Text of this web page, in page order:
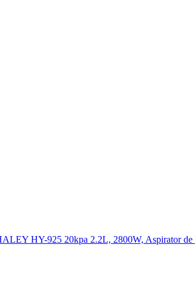
HY-925 20kpa 2.2L, 2800W, Aspirator